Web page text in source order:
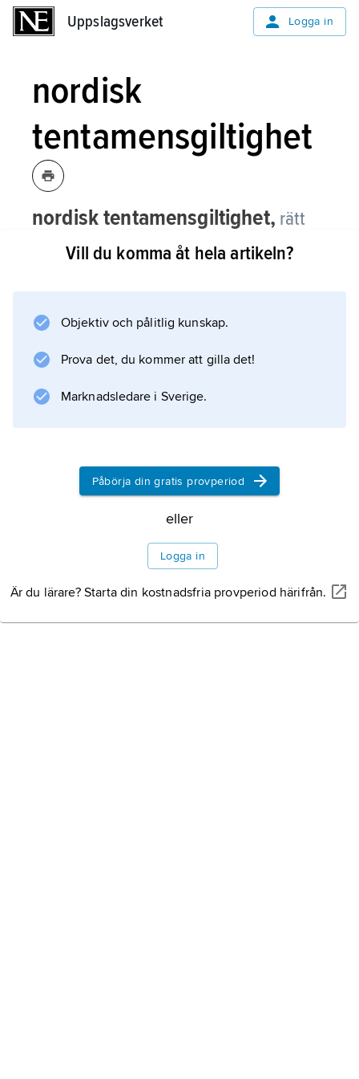
Uppslagsverket Logga in
nordisk
tentamensgiltighet
nordisk tentamensgiltighet, rätt
för student som tenterat vid universitet
eller högskola i Sverige, Danmark,
tillgodogöra sig godkända resultat i
annat nordiskt land.
Vill du komma åt hela artikeln?
Objektiv och pålitlig kunskap.
Prova det, du kommer att gilla det!
Marknadsledare i Sverige.
Påbörja din gratis provperiod
eller
Logga in
Är du lärare? Starta din kostnadsfria provperiod härifrån.